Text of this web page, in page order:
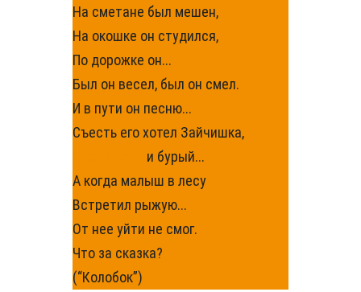
На сметане был мешен,
На окошке он студился,
По дорожке он...
Был он весел, был он смел.
И в пути он песню...
Съесть его хотел Зайчишка,
и бурый...
А когда малыш в лесу
Встретил рыжую...
От нее уйти не смог.
Что за сказка?
(“Колобок”)